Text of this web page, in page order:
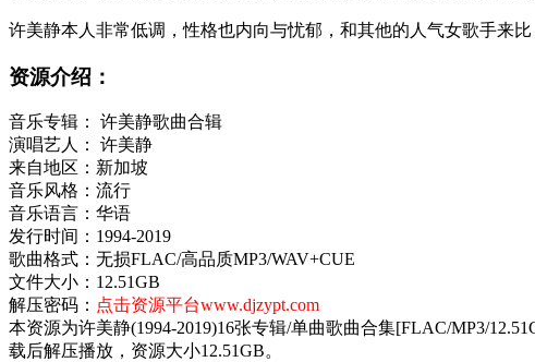
许美静本人非常低调，性格也内向与忧郁，和其他的人气女歌手来
资源介绍：
音乐专辑： 许美静歌曲合辑
演唱艺人： 许美静
来自地区：新加坡
音乐风格：流行
音乐语言：华语
发行时间：1994-2019
歌曲格式：无损FLAC/高品质MP3/WAV+CUE
文件大小：12.51GB
解压密码： 点击资源平台www.djzypt.com
本资源为许美静(1994-2019)16张专辑/单曲歌曲合集[FLAC/MP3/
载后解压播放，资源大小12.51GB。